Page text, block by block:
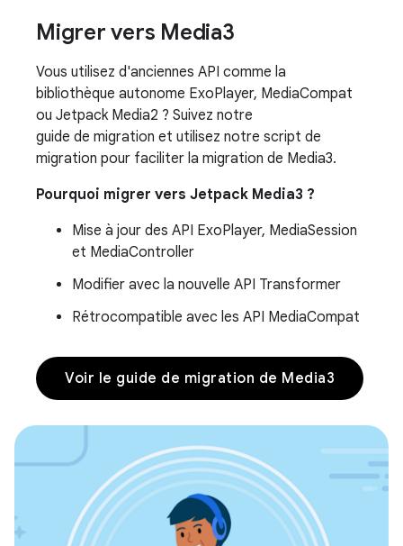
Migrer vers Media3
Vous utilisez d'anciennes API comme la
bibliothèque autonome ExoPlayer, MediaCompat
ou Jetpack Media2 ? Suivez notre
guide de migration et utilisez notre script de
migration pour faciliter la migration de Media3.
Pourquoi migrer vers Jetpack Media3 ?
Mise à jour des API ExoPlayer, MediaSession
et MediaController
Modifier avec la nouvelle API Transformer
Rétrocompatible avec les API MediaCompat
Voir le guide de migration de Media3